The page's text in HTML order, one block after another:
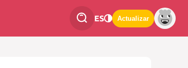
ES Actualizar